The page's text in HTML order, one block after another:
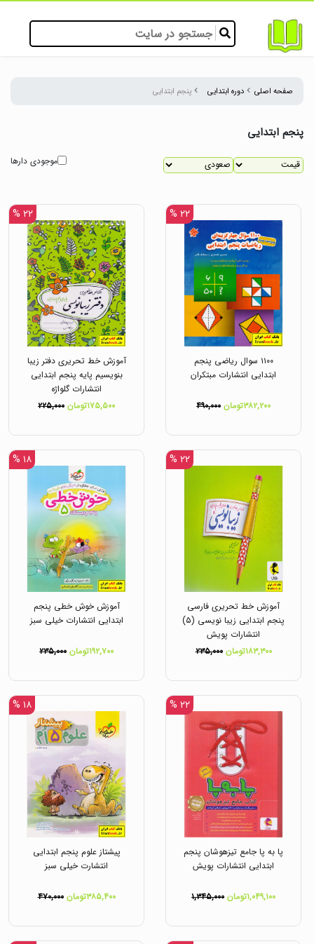
صفحه اصلی دوره ابتدایی پنجم ابتدایی
پنجم ابتدایی
موجودی دارها
۲۲ %
۱۱۰۰ سوال ریاضی پنجم
ابتدایی انتشارات مبتکران
۳۸۲,۲۰۰تومان ۴۹۰,۰۰۰
۲۲ %
آموزش خط تحریری دفتر زیبا
بنویسیم پایه پنجم ابتدایی
انتشارات گلواژه
۱۷۵,۵۰۰تومان
۲۲۵,۰۰۰
۲۲ %
آموزش خط تحریری فارسی
پنجم ابتدایی زیبا نویسی (۵)
انتشارات پویش
۱۸۳,۳۰۰تومان
۲۳۵,۰۰۰
۱۸ %
آموزش خوش خطی پنجم
ابتدایی انتشارات خیلی سبز
۱۹۲,۷۰۰تومان ۲۳۵,۰۰۰
۲۲ %
پا به پا جامع تیزهوشان پنجم
ابتدایی انتشارات پویش
۱,۰۴۹,۱۰۰تومان ۱,۳۴۵,۰۰۰
۱۸ %
پیشتاز علوم پنجم ابتدایی
انتشارت خیلی سبز
۳۸۵,۴۰۰تومان ۴۷۰,۰۰۰